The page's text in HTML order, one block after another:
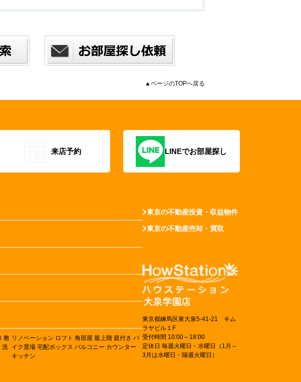
▲ページのTOPへ戻る
来店予約 LINEでお部屋探し
敷
洗
リノベーション ロフト 角部屋 最上階 庭付き バ
イク置場 宅配ボックス バルコニー カウンター
キッチン
東京の不動産投資・収益物件
東京の不動産売却・買取
東京都練馬区東大泉5-41-21 キム
ラヤビル１F
受付時間 10:00～18:00
定休日 毎週火曜日・水曜日（1月～
3月は水曜日・隔週火曜日）